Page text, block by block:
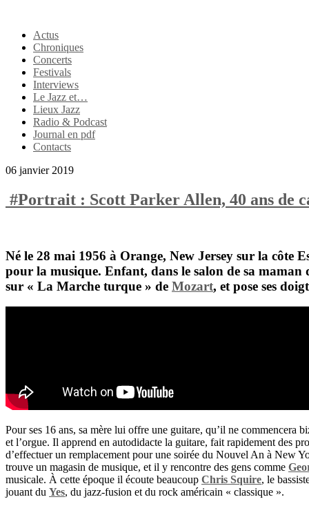
Actus
Chroniques
Concerts
Festivals
Interviews
Le Jazz et…
Lieux Jazz
Radio & Podcast
Journal en pdf
Contacts
06 janvier 2019
#Portrait : Scott Parker Allen, 40 ans de
Né le 28 mai 1956 à Orange, New Jersey sur la côte
pour la musique. Enfant, dans le salon de sa
sur « La Marche turque » de Mozart, et pose ses
Pour ses 16 ans, sa mère lui offre une guitare, qu’il ne commencera
et l’orgue. Il apprend en autodidacte la guitare, fait rapidement des
d’effectuer un remplacement pour une soirée du Nouvel An à New
trouve un magasin de musique, et il y rencontre des gens comme
musicale. À cette époque il écoute beaucoup Chris Squire, le
jouant du Yes, du jazz-fusion et du rock américain « classique ».